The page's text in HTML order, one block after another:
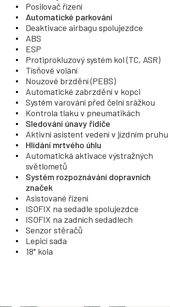
Posilovač řízení
Automatické parkování
Deaktivace airbagu spolujezdce
ABS
ESP
Protiprokluzový systém kol (TC, ASR)
Tísňové volání
Nouzové brzdění (PEBS)
Automatické zabrzdění v kopci
Systém varování před čelní srážkou
Kontrola tlaku v pneumatikách
Sledování únavy řidiče
Aktivní asistent vedení v jízdním pruhu
Hlídání mrtvého úhlu
Automatická aktivace výstražných
světlometů
Systém rozpoznávání dopravních
značek
Asistované řízení
ISOFIX na sedadle spolujezdce
ISOFIX na zadních sedadlech
Senzor stěračů
Lepicí sada
18" kola